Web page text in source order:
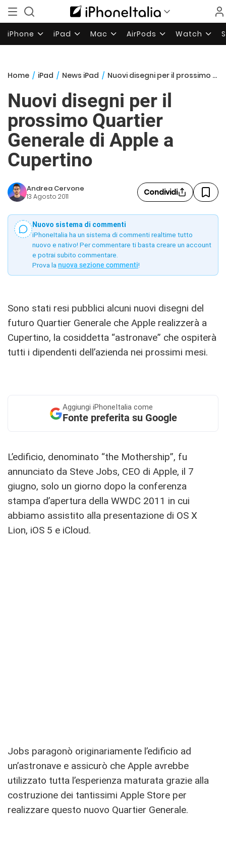
iPhone iPad Mac AirPods Watch
Home / iPad / News iPad / Nuovi disegni per il prossimo Quartier Generale di Apple a Cupertino
Nuovi disegni per il
prossimo Quartier
Generale di Apple a
Cupertino
Andrea Cervone
13 Agosto 2011 Condividi
Nuovo sistema di commenti
iPhoneItalia ha un sistema di commenti realtime tutto
nuovo e nativo! Per commentare ti basta creare un account
e potrai subito commentare.
Prova la nuova sezione commenti!
Sono stati resi pubblici alcuni nuovi disegni del
futuro Quartier Generale che Apple realizzerà a
Cupertino, la cosiddetta “astronave” che ospiterà
tutti i dipendenti dell’azienda nei prossimi mesi.
Aggiungi iPhoneItalia come
Fonte preferita su Google
L’edificio, denominato “the Mothership”, fu
annunciato da Steve Jobs, CEO di Apple, il 7
giugno, solo un giorno dopo la conferenza
stampa d’apertura della WWDC 2011 in cui
abbiamo assistito alla presentazione di OS X
Lion, iOS 5 e iCloud.
Jobs paragonò originariamente l’edificio ad
un’astronave e assicurò che Apple avrebbe
utilizzato tutta l’esperienza maturata grazie alla
costruzione dei tantissimi Apple Store per
realizzare questo nuovo Quartier Generale.